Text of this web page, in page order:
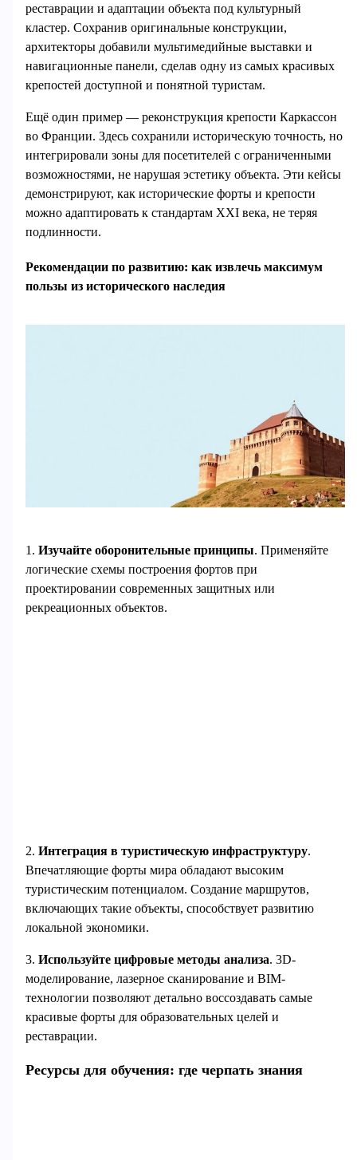
реставрации и адаптации объекта под культурный
кластер. Сохранив оригинальные конструкции,
архитекторы добавили мультимедийные выставки и
навигационные панели, сделав одну из самых красивых
крепостей доступной и понятной туристам.
Ещё один пример — реконструкция крепости Каркассон
во Франции. Здесь сохранили историческую точность, но
интегрировали зоны для посетителей с ограниченными
возможностями, не нарушая эстетику объекта. Эти кейсы
демонстрируют, как исторические форты и крепости
можно адаптировать к стандартам XXI века, не теряя
подлинности.
Рекомендации по развитию: как извлечь максимум
пользы из исторического наследия
1. Изучайте оборонительные принципы. Применяйте
логические схемы построения фортов при
проектировании современных защитных или
рекреационных объектов.
2. Интеграция в туристическую инфраструктуру.
Впечатляющие форты мира обладают высоким
туристическим потенциалом. Создание маршрутов,
включающих такие объекты, способствует развитию
локальной экономики.
3. Используйте цифровые методы анализа. 3D-
моделирование, лазерное сканирование и BIM-
технологии позволяют детально воссоздавать самые
красивые форты для образовательных целей и
реставрации.
Ресурсы для обучения: где черпать знания